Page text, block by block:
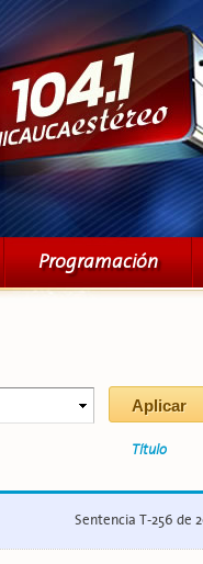
Programación
Título
Sentencia T-256 de